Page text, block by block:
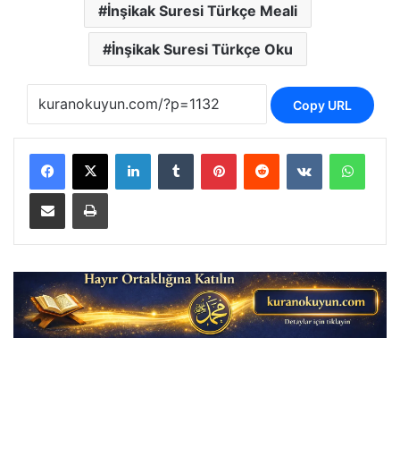
İnşikak Suresi Türkçe Meali
İnşikak Suresi Türkçe Oku
Copy URL
LinkedInTumblr PinterestReddit VKontakte
E-Posta ile paylaş Yazdır